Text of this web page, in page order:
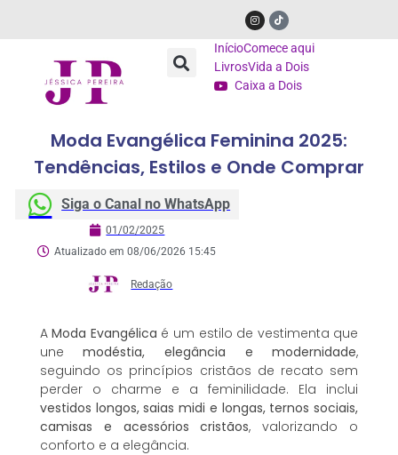
InícioComece aqui
LivrosVida a Dois
Caixa a Dois
Moda Evangélica Feminina 2025:
Tendências, Estilos e Onde Comprar
Siga o Canal no WhatsApp
01/02/2025
Atualizado em 08/06/2026 15:45
Redação
AModa Evangélica é um estilo de vestimenta que
unemodéstia, elegância e modernidade,
seguindo os princípios cristãos de recato sem
perder o charme e a feminilidade. Ela inclui
vestidos longos, saias midi e longas, ternos sociais,
camisas e acessórios cristãos, valorizando o
conforto e a elegância.